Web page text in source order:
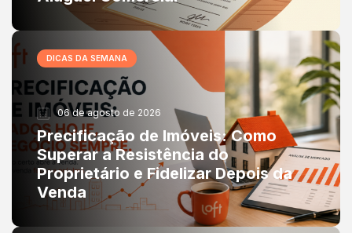
DICAS DA SEMANA
06 de agosto de 2026
Precificação de Imóveis: Como
Superar a Resistência do
Proprietário e Fidelizar Depois da
Venda